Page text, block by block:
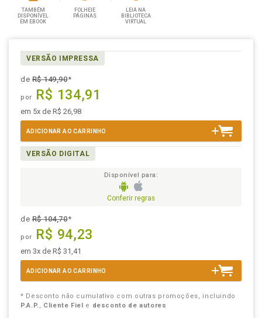
TAMBÉM
DISPONÍVEL
EM EBOOK
FOLHEIE
PÁGINAS
LEIA NA
BIBLIOTECA
VIRTUAL
VERSÃO IMPRESSA
deR$ 149,90*
por R$ 134,91
em 5x de R$ 26,98
ADICIONAR AO CARRINHO
VERSÃO DIGITAL
Disponível para:
Conferir regras
deR$ 104,70*
por R$ 94,23
em 3x de R$ 31,41
ADICIONAR AO CARRINHO
* Desconto não cumulativo com outras promoções, incluindo
P.A.P., Cliente Fiel e desconto de autores